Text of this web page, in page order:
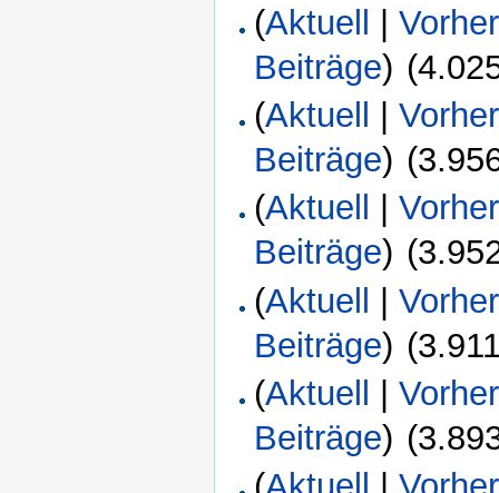
(Aktuell |
Beiträge)
(Aktuell |
Beiträge)
(Aktuell |
Beiträge)
(Aktuell |
Beiträge)
(Aktuell |
Beiträge)